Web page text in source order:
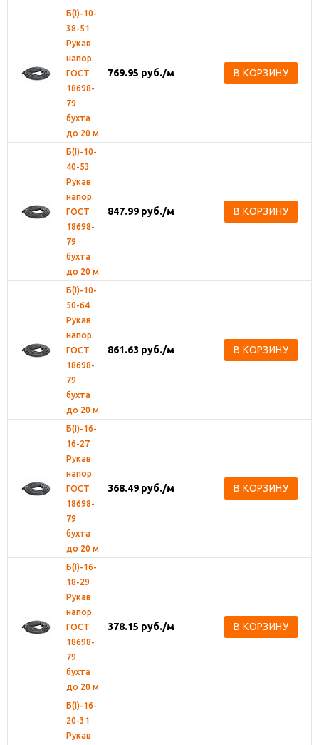
Б(I)-10-
38-51
Рукав
напор.
ГОСТ
18698-
79
бухта
до 20 м
769.95 руб./м В КОРЗИНУ
Б(I)-10-
40-53
Рукав
напор.
ГОСТ
18698-
79
бухта
до 20 м
847.99 руб./м В КОРЗИНУ
Б(I)-10-
50-64
Рукав
напор.
ГОСТ
18698-
79
бухта
до 20 м
861.63 руб./м В КОРЗИНУ
Б(I)-16-
16-27
Рукав
напор.
ГОСТ
18698-
79
бухта
до 20 м
368.49 руб./м В КОРЗИНУ
Б(I)-16-
18-29
Рукав
напор.
ГОСТ
18698-
79
бухта
до 20 м
378.15 руб./м В КОРЗИНУ
Б(I)-16-
20-31
Рукав